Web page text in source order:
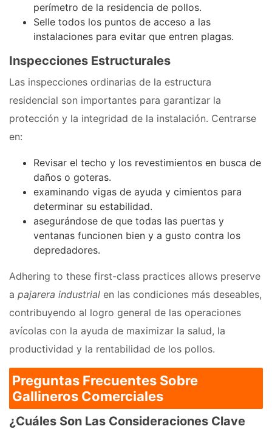
perímetro de la residencia de pollos.
Selle todos los puntos de acceso a las
instalaciones para evitar que entren plagas.
Inspecciones Estructurales
Las inspecciones ordinarias de la estructura
residencial son importantes para garantizar la
protección y la integridad de la instalación. Centrarse
en:
Revisar el techo y los revestimientos en busca de
daños o goteras.
examinando vigas de ayuda y cimientos para
determinar su estabilidad.
asegurándose de que todas las puertas y
ventanas funcionen bien y a gusto contra los
depredadores.
Adhering to these first-class practices allows preserve
a pajarera industrial en las condiciones más deseables,
contribuyendo al logro general de las operaciones
avícolas con la ayuda de maximizar la salud, la
productividad y la rentabilidad de los pollos.
Preguntas Frecuentes Sobre
Gallineros Comerciales
¿Cuáles Son Las Consideraciones Clave